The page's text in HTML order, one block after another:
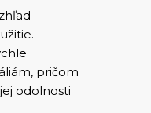
pričom
odolnosti